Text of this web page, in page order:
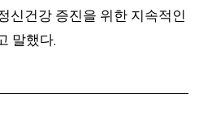
신건강 증진을 위한 지속적인
말했다.